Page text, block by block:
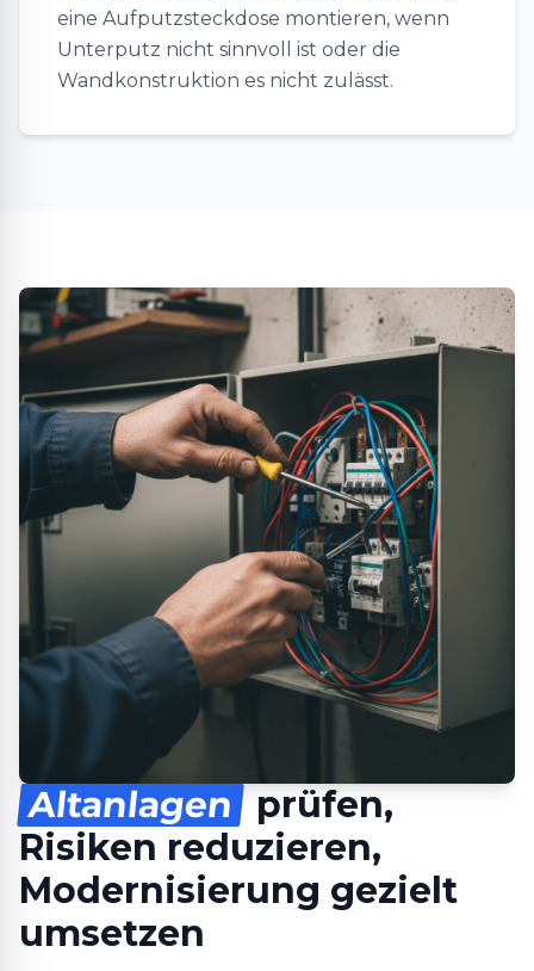
eine Aufputzsteckdose montieren, wenn
Unterputz nicht sinnvoll ist oder die
Wandkonstruktion es nicht zulässt.
Altanlagen
prüfen,
Risiken reduzieren,
Modernisierung gezielt
umsetzen